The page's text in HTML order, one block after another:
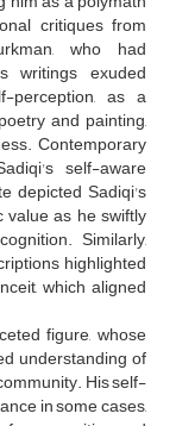
critiques from
who had
writings exuded
perception, as a
and painting,
Contemporary
self-aware
depicted Sadiqi's
as he swiftly
Similarly,
highlighted
which aligned
figure, whose
understanding of
His self-
in some cases,